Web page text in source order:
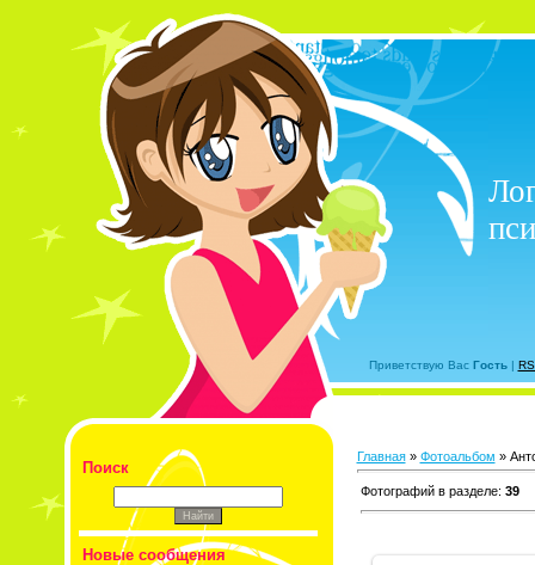
Приветствую Вас Гость|
Поиск
Новые сообщения
Главная» Фотоальбом »
Фотографий в разделе: 39